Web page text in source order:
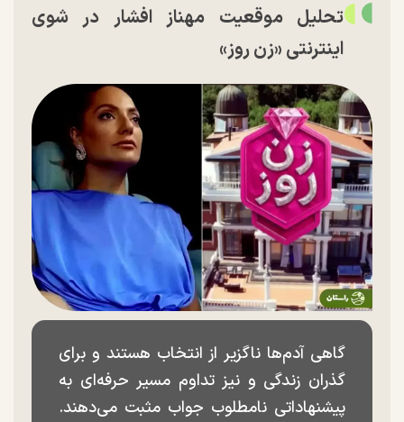
تحلیل موقعیت مهناز افشار در شوی
اینترنتی «زن روز»
گاهی آدم‌ها ناگزیر از انتخاب هستند و برای
گذران زندگی و نیز تداوم مسیر حرفه‌ای به
پیشنهاداتی نامطلوب جواب مثبت می‌دهند.